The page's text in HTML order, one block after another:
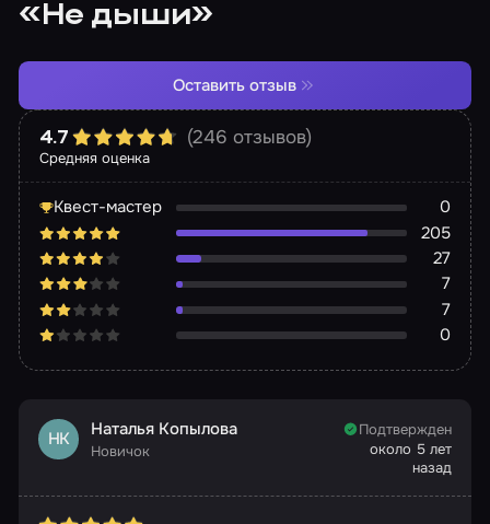
«Не дыши»
Средняя оценка
4.7 (246 отзывов)
Квест-мастер
0
205
27
7
7
0
Оставить отзыв
НК Наталья Копылова
Новичок
Подтвержден
около 5 лет
назад